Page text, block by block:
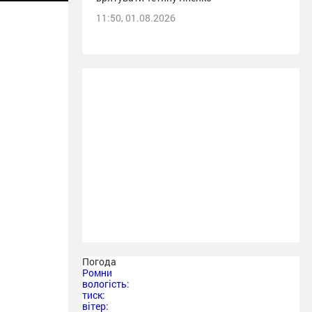
11:50, 01.08.2026
Погода
Ромни
вологість:
тиск:
вітер: